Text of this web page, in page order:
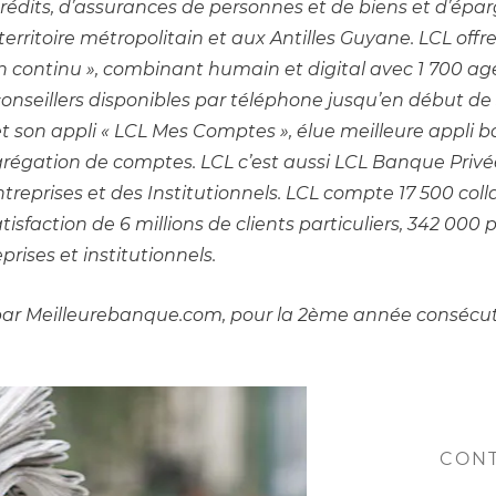
d’assurances de personnes et de biens et
métropolitain et aux Antilles Guyane. LCL
continu », combinant humain et digital avec 1 700
disponibles par téléphone jusqu’en début de
son appli « LCL Mes Comptes », élue meilleure appli
de comptes. LCL c’est aussi LCL Banque
et des Institutionnels. LCL compte 17 500
de 6 millions de clients particuliers, 342 000
et institutionnels.
Meilleurebanque.com, pour la 2ème année